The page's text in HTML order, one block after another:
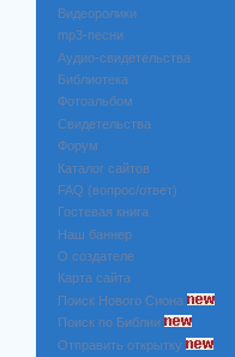
Видеоролики
mp3-песни
Аудио-свидетельства
Библиотека
Фотоальбом
Свидетельства
Форум
Каталог сайтов
FAQ (вопрос/ответ)
Гостевая книга
Наш баннер
О создателе
Карта сайта
Поиск Нового Сиона
Поиск по Библии
Отправить открытку